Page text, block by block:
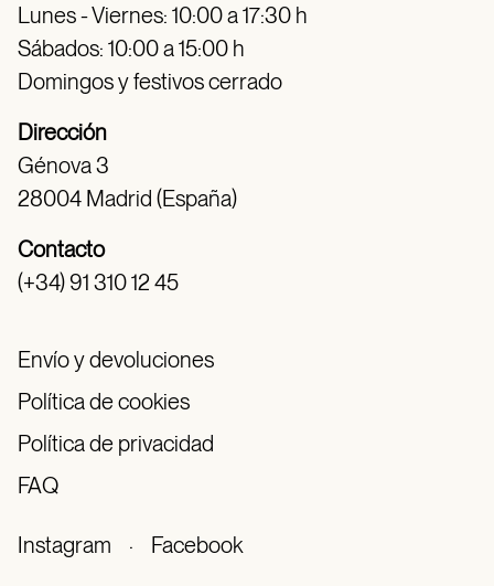
Lunes - Viernes: 10:00 a 17:30 h
Sábados: 10:00 a 15:00 h
Domingos y festivos cerrado
Dirección
Génova 3
28004 Madrid (España)
Contacto
(+34) 91 310 12 45
Envío y devoluciones
Política de cookies
Política de privacidad
FAQ
Instagram · Facebook